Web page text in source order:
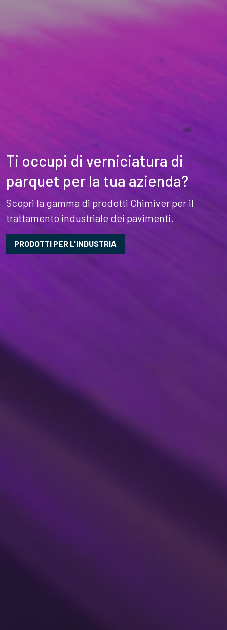
Ti occupi di verniciatura di
parquet per la tua azienda?
Scopri la gamma di prodotti Chimiver per il
trattamento industriale dei pavimenti.
PRODOTTI PER L'INDUSTRIA